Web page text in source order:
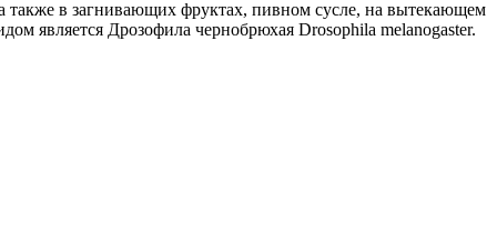
в загнивающих фруктах, пивном сусле, на вытекающем
является Дрозофила чернобрюхая Drosophila melanogaster.